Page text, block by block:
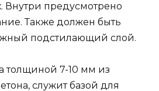
Внутри предусмотрено
Также должен быть
подстилающий слой.
толщиной 7-10 мм из
служит базой для